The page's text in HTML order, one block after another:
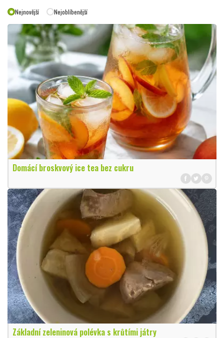
Nejnovější Nejoblíbenější
Domácí broskvový ice tea bez cukru
Základní zeleninová polévka s krůtími játry